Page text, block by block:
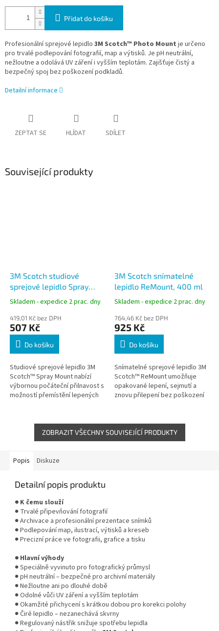
Přidat do košíku
Profesionální sprejové lepidlo 3M Scotch™ Photo Mount je určeno
pro trvalé podlepování fotografií, map a výtisků. Je pH neutrální,
nežloutne a odolává UV záření i vyšším teplotám. Zajišťuje čistý a
bezpečný spoj bez poškození podkladů.
Detailní informace
ZEPTAT SE HLÍDAT SDÍLET
Související produkty
3M Scotch studiové
sprejové lepidlo Spray
Mount, 400 ml
Skladem - expedice 2 prac. dny
419,01 Kč bez DPH
507 Kč
Do košíku
Studiové sprejové lepidlo 3M
Scotch™ Spray Mount nabízí
výbornou počáteční přilnavost s
možností přemístění lepených
3M Scotch snímatelné
lepidlo ReMount, 400 ml
Skladem - expedice 2 prac. dny
764,46 Kč bez DPH
925 Kč
Do košíku
Snímatelné sprejové lepidlo 3M
Scotch™ ReMount umožňuje
opakované lepení, sejmutí a
znovu přilepení bez poškození
ZOBRAZIT VŠECHNY SOUVISEJÍCÍ PRODUKTY
Popis Diskuze
Detailní popis produktu
● K čemu slouží
● Trvalé připevňování fotografií
● Archivace a profesionální prezentace snímků
● Podlepování map, ilustrací, výtisků a kreseb
● Precizní práce ve fotografii, grafice a tisku
● Hlavní výhody
● Speciálně vyvinuto pro fotografický průmysl
● pH neutrální – bezpečné pro archivní materiály
● Nežloutne ani po dlouhé době
● Odolné vůči UV záření a vyšším teplotám
● Okamžité přichycení s krátkou dobou pro korekci polohy
● Čiré lepidlo – nezanechává skvrny
● Regulovaný nástřik snižuje spotřebu lepidla